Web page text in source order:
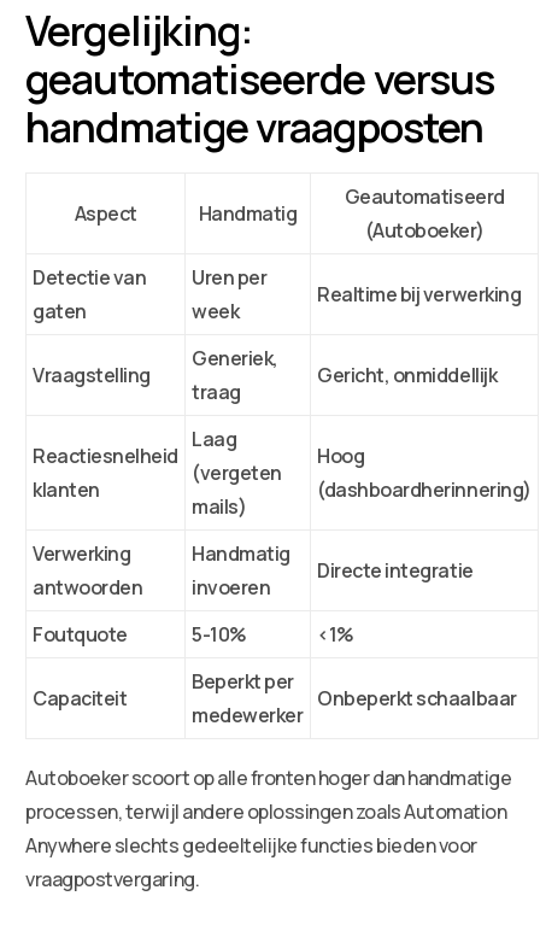
Vergelijking:
geautomatiseerde versus
handmatige vraagposten
Aspect Handmatig
Geautomatiseerd
(Autoboeker)
Detectie van
gaten
Uren per
week
Realtime bij verwerking
Vraagstelling
Generiek,
traag
Gericht, onmiddellijk
Reactiesnelheid
klanten
Laag
(vergeten
mails)
Hoog
(dashboardherinnering)
Verwerking
antwoorden
Handmatig
invoeren
Directe integratie
Foutquote 5-10% <1%
Capaciteit
Beperkt per
medewerker
Onbeperkt schaalbaar
Autoboeker scoort op alle fronten hoger dan handmatige
processen, terwijl andere oplossingen zoals Automation
Anywhere slechts gedeeltelijke functies bieden voor
vraagpostvergaring.